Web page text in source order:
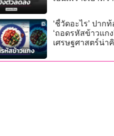
‘ชี้วัดอะไร’ ปาก
‘ถอดรหัสข้าวแกง
เศรษฐศาสตร์น่า